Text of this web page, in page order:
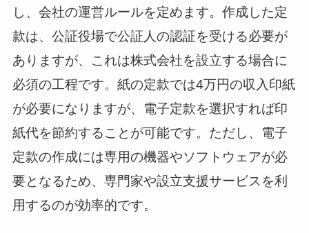
し、会社の運営ルールを定めます。作成した定
款は、公証役場で公証人の認証を受ける必要が
ありますが、これは株式会社を設立する場合に
必須の工程です。紙の定款では4万円の収入印紙
が必要になりますが、電子定款を選択すれば印
紙代を節約することが可能です。ただし、電子
定款の作成には専用の機器やソフトウェアが必
要となるため、専門家や設立支援サービスを利
用するのが効率的です。